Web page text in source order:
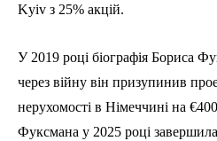
Kyiv з 25% акцій.
У 2019 році біографія Бориса
через війну він призупинив
нерухомості в Німеччині на
Фуксмана у 2025 році